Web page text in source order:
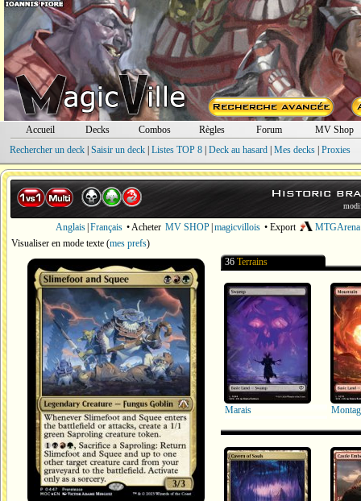
Accueil Decks Combos Règles Forum
MV Shop
Rechercher un deck| Saisir un deck| Listes TOP 8| Deck au hasard| Mes decks| Proxies
Historic
Anglais Français • Acheter MV SHOP magicvillois • Export
MTGArena
Visualiser en mode texte (mes prefs)
36 Terrains
Marais